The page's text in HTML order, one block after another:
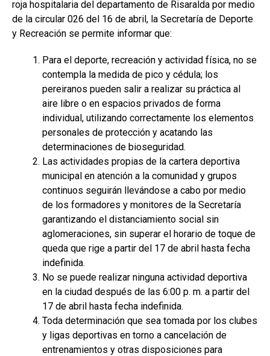
roja hospitalaria del departamento de Risaralda por medio
de la circular 026 del 16 de abril, la Secretaría de Deporte
y Recreación se permite informar que:
Para el deporte, recreación y actividad física, no se
contempla la medida de pico y cédula; los
pereiranos pueden salir a realizar su práctica al
aire libre o en espacios privados de forma
individual, utilizando correctamente los elementos
personales de protección y acatando las
determinaciones de bioseguridad.
Las actividades propias de la cartera deportiva
municipal en atención a la comunidad y grupos
continuos seguirán llevándose a cabo por medio
de los formadores y monitores de la Secretaría
garantizando el distanciamiento social sin
aglomeraciones, sin superar el horario de toque de
queda que rige a partir del 17 de abril hasta fecha
indefinida.
No se puede realizar ninguna actividad deportiva
en la ciudad después de las 6:00 p. m. a partir del
17 de abril hasta fecha indefinida.
Toda determinación que sea tomada por los clubes
y ligas deportivas en torno a cancelación de
entrenamientos y otras disposiciones para